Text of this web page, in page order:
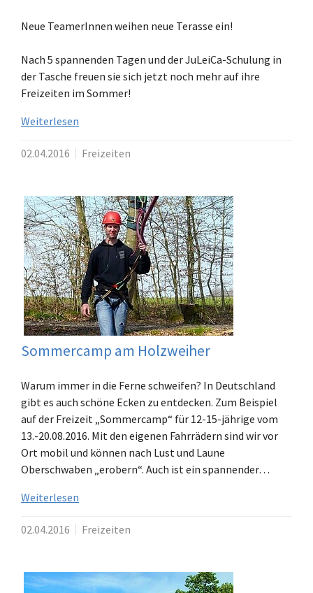
Neue TeamerInnen weihen neue Terasse ein!
Nach 5 spannenden Tagen und der JuLeiCa-Schulung in
der Tasche freuen sie sich jetzt noch mehr auf ihre
Freizeiten im Sommer!
Weiterlesen
02.04.2016 Freizeiten
Sommercamp am Holzweiher
Warum immer in die Ferne schweifen? In Deutschland
gibt es auch schöne Ecken zu entdecken. Zum Beispiel
auf der Freizeit „Sommercamp“ für 12-15-jährige vom
13.-20.08.2016. Mit den eigenen Fahrrädern sind wir vor
Ort mobil und können nach Lust und Laune
Oberschwaben „erobern“. Auch ist ein spannender…
Weiterlesen
02.04.2016 Freizeiten